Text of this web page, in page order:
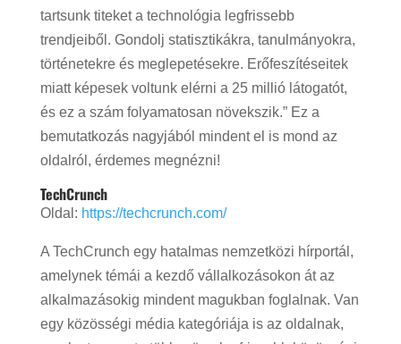
tartsunk titeket a technológia legfrissebb
trendjeiből. Gondolj statisztikákra, tanulmányokra,
történetekre és meglepetésekre. Erőfeszítéseitek
miatt képesek voltunk elérni a 25 millió látogatót,
és ez a szám folyamatosan növekszik.” Ez a
bemutatkozás nagyjából mindent el is mond az
oldalról, érdemes megnézni!
TechCrunch
Oldal: https://techcrunch.com/
A TechCrunch egy hatalmas nemzetközi hírportál,
amelynek témái a kezdő vállalkozásokon át az
alkalmazásokig mindent magukban foglalnak. Van
egy közösségi média kategóriája is az oldalnak,